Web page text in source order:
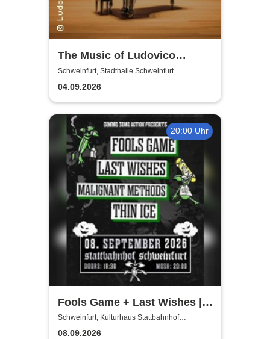
The Music of Ludovico
Einaudi: Tribute-
Klavierkonzert - Ludovico
Einaudi Tribute bei
Kerzenschein
Schweinfurt, Stadthalle Schweinfurt
04.09.2026
20:00 Uhr
Fools Game + Last Wishes |
Gimme Some Action presents
Schweinfurt, Kulturhaus Stattbahnhof
Schweinfurt
08.09.2026